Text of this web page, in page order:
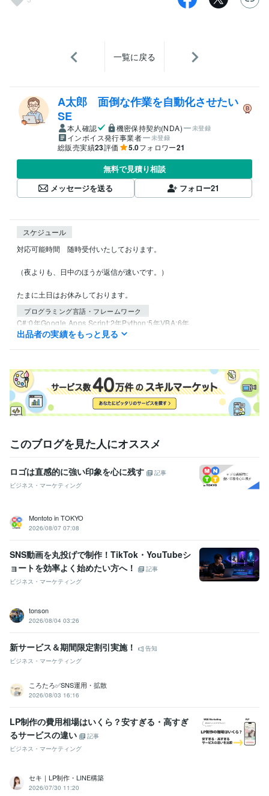
一覧に戻る
A太郎 面倒な作業を自動化させたい
SE
本人確認 機密保持契約(NDA) 未登録
インボイス発行事業者 未登録
総販売実績23評価 5.0フォロワー21
無料で見積り相談
メッセージを送る
フォロー21
スケジュール
対応可能時間　随時受付いたしております。
（夜よりも、日中のほうが返信が速いです。）
たまに土日はお休みしております。
プログラミング言語・フレームワーク
C#:0年Google Apps Script:2年Python:5年VBA:6年
使用した情報収集
ビジネス代行・事務代行 リサーチ全般
語学力
英語 日常会話レベル
出品者の実績をもっと見る
このブログを見た人にオススメ
ロゴは直感的に強い印象を心に残す
記事
ビジネス・マーケティング
Montoto in TOKYO
2026/08/07 07:08
SNS動画を丸投げで制作！TikTok・YouTubeシ
ョートを効率よく始めたい方へ！
記事
ビジネス・マーケティング
tonson
2026/08/04 03:26
新サービス＆期間限定割引実施！
告知
ビジネス・マーケティング
ころたろ✅SNS運用・拡散
2026/08/03 16:16
LP制作の費用相場はいくら？安すぎる・高すぎ
るサービスの違い
記事
ビジネス・マーケティング
セキ｜LP制作・LINE構築
2026/07/30 11:20